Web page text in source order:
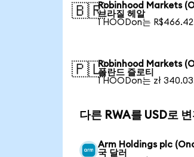
🇧🇷Robinhood Markets
브라질 헤알
1 HOODon는
🇵🇱Robinhood Markets
폴란드 즐로티
1 HOODon는 zł
다른 RWA를 USD로
Arm Holdings plc
국 달러